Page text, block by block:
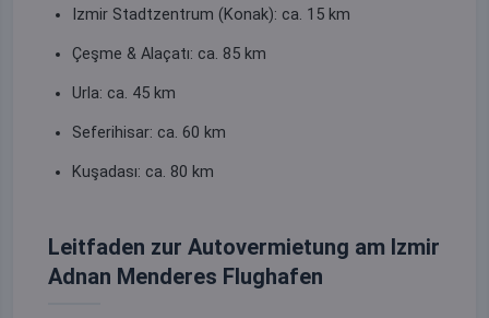
Izmir Stadtzentrum (Konak): ca. 15 km
Çeşme & Alaçatı: ca. 85 km
Urla: ca. 45 km
Seferihisar: ca. 60 km
Kuşadası: ca. 80 km
Leitfaden zur Autovermietung am Izmir
Adnan Menderes Flughafen